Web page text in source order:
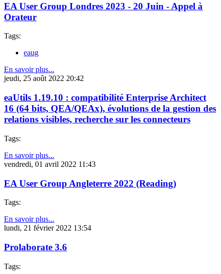
EA User Group Londres 2023 - 20 Juin - Appel à
Orateur
Tags:
eaug
En savoir plus...
jeudi, 25 août 2022 20:42
eaUtils 1.19.10 : compatibilité Enterprise Architect
16 (64 bits, QEA/QEAx), évolutions de la gestion des
relations visibles, recherche sur les connecteurs
Tags:
En savoir plus...
vendredi, 01 avril 2022 11:43
EA User Group Angleterre 2022 (Reading)
Tags:
En savoir plus...
lundi, 21 février 2022 13:54
Prolaborate 3.6
Tags: